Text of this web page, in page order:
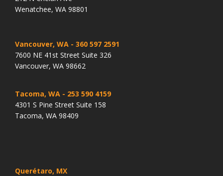
Wenatchee, WA 98801
Vancouver, WA - 360 597 2591
7600 NE 41st Street Suite 326
Vancouver, WA 98662
Tacoma, WA - 253 590 4159
4301 S Pine Street Suite 158
Tacoma, WA 98409
Querétaro, MX